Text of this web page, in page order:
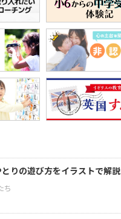
りの遊び方をイラストで解説